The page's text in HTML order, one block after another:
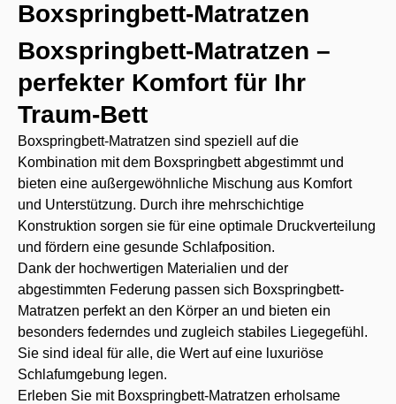
Boxspringbett-Matratzen
Boxspringbett-Matratzen –
perfekter Komfort für Ihr
Traum-Bett
Boxspringbett-Matratzen sind speziell auf die
Kombination mit dem Boxspringbett abgestimmt und
bieten eine außergewöhnliche Mischung aus Komfort
und Unterstützung. Durch ihre mehrschichtige
Konstruktion sorgen sie für eine optimale Druckverteilung
und fördern eine gesunde Schlafposition.
Dank der hochwertigen Materialien und der
abgestimmten Federung passen sich Boxspringbett-
Matratzen perfekt an den Körper an und bieten ein
besonders federndes und zugleich stabiles Liegegefühl.
Sie sind ideal für alle, die Wert auf eine luxuriöse
Schlafumgebung legen.
Erleben Sie mit Boxspringbett-Matratzen erholsame